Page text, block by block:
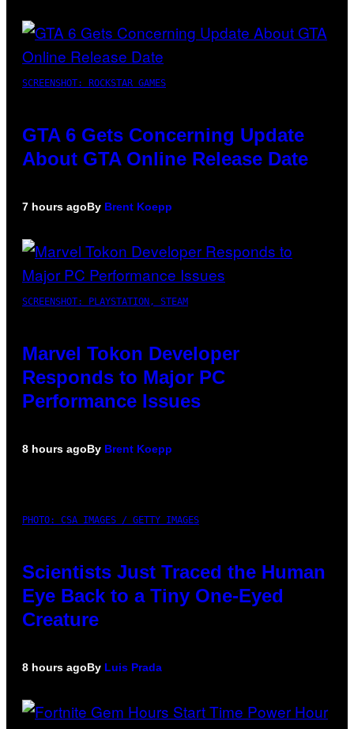
SCREENSHOT: ROCKSTAR GAMES
GTA 6 Gets Concerning Update
About GTA Online Release Date
7 hours agoBy Brent Koepp
SCREENSHOT: PLAYSTATION, STEAM
Marvel Tokon Developer
Responds to Major PC
Performance Issues
8 hours agoBy Brent Koepp
PHOTO: CSA IMAGES / GETTY IMAGES
Scientists Just Traced the Human
Eye Back to a Tiny One-Eyed
Creature
8 hours agoBy Luis Prada